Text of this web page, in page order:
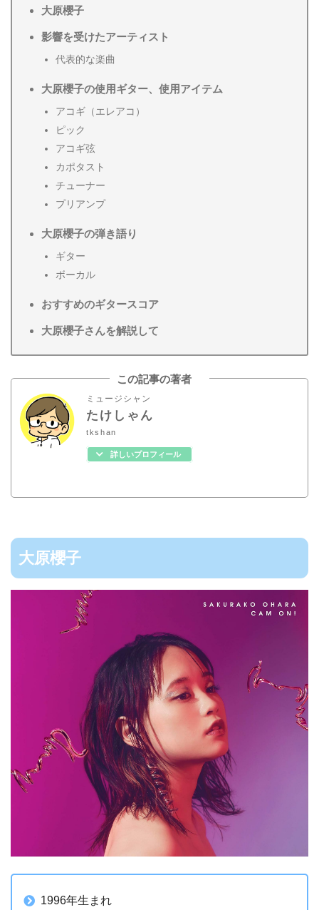
大原櫻子
影響を受けたアーティスト
代表的な楽曲
大原櫻子の使用ギター、使用アイテム
アコギ（エレアコ）
ピック
アコギ弦
カポタスト
チューナー
プリアンプ
大原櫻子の弾き語り
ギター
ボーカル
おすすめのギタースコア
大原櫻子さんを解説して
この記事の著者
ミュージシャン
たけしゃん
tkshan
詳しいプロフィール
大原櫻子
1996年生まれ